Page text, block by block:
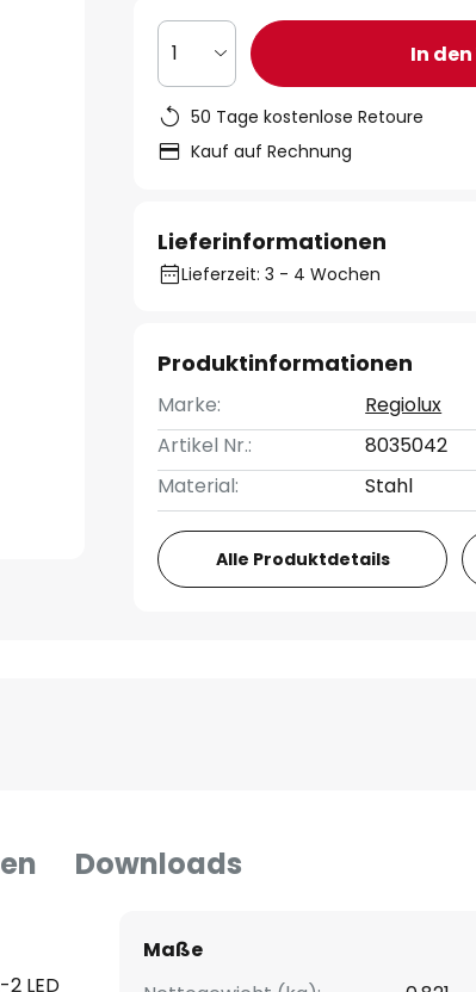
1 In
50 Tage kostenlose Retoure
Kauf auf Rechnung
Lieferinformationen
Lieferzeit: 3 - 4 Wochen
Produktinformationen
Marke:
Regiolux
Artikel Nr.:
8035042
Material:
Stahl
Alle Produktdetails
Downloads
LED
Maße